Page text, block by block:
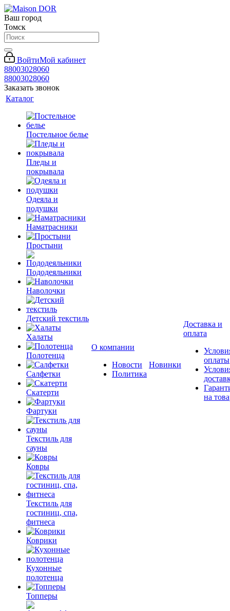
Ваш город
Томск
ВойтиМой кабинет
88003028060
88003028060
Заказать звонок
Каталог
Постельное белье
Пледы и
покрывала
Одеяла и
подушки
Наматрасники
Простыни
Пододеяльники
Наволочки
Детский текстиль
Халаты
Полотенца
Салфетки
Скатерти
Фартуки
Текстиль для
сауны
Ковры
Текстиль для
гостиниц, спа,
фитнеса
Коврики
Кухонные
полотенца
Топперы
О компании
Новости
Политика
Новинки
Доставка и
оплата
оплаты
на